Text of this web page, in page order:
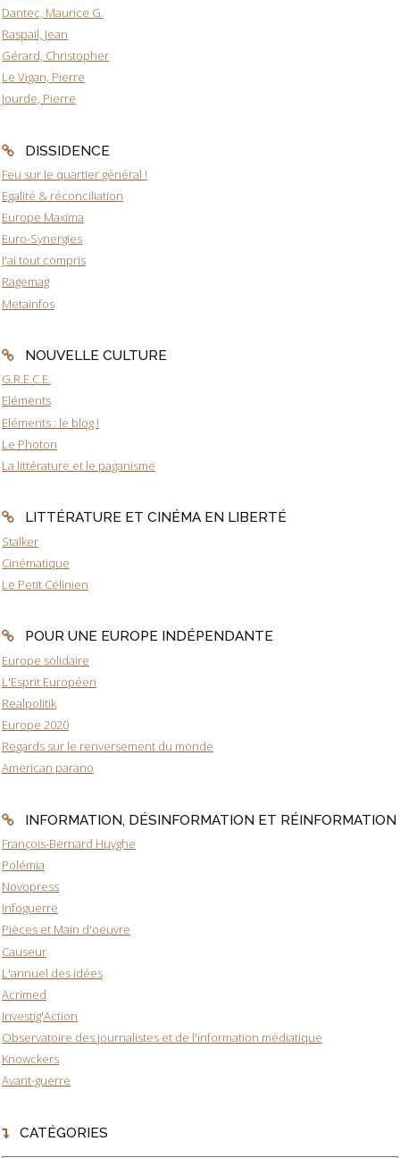
Dantec, Maurice G.
Raspail, Jean
Gérard, Christopher
Le Vigan, Pierre
Jourde, Pierre
DISSIDENCE
Feu sur le quartier général !
Egalité & réconciliation
Europe Maxima
Euro-Synergies
J'ai tout compris
Ragemag
Metainfos
NOUVELLE CULTURE
G.R.E.C.E.
Eléments
Eléments : le blog !
Le Photon
La littérature et le paganisme
LITTÉRATURE ET CINÉMA EN LIBERTÉ
Stalker
Cinématique
Le Petit Célinien
POUR UNE EUROPE INDÉPENDANTE
Europe solidaire
L'Esprit Européen
Realpolitik
Europe 2020
Regards sur le renversement du monde
American parano
INFORMATION, DÉSINFORMATION ET RÉINFORMATION
François-Bernard Huyghe
Polémia
Novopress
Infoguerre
Pièces et Main d'oeuvre
Causeur
L'annuel des idées
Acrimed
Investig'Action
Observatoire des journalistes et de l'information médiatique
Knowckers
Avant-guerre
CATÉGORIES